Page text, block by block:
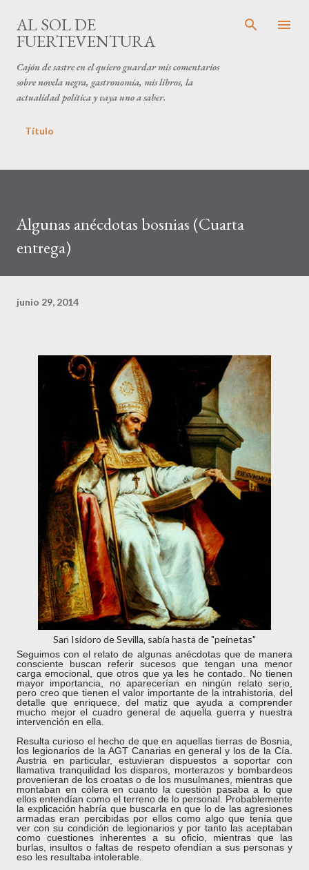
AL SOL DE
FUERTEVENTURA
Cajón de sastre en el quiero guardar mis comentarios
sobre novela negra, gastronomía, mis libros, la
actualidad política y vaya uno a saber.
Título
Algunas anécdotas bosnias (Cuarta
entrega)
junio 29, 2014
San Isidoro de Sevilla, sabía hasta de "peinetas"
Seguimos con el relato de algunas anécdotas que de manera
consciente buscan referir sucesos que tengan una menor
carga emocional, que otros que ya les he contado. No tienen
mayor importancia, no aparecerían en ningún relato serio,
pero creo que tienen el valor importante de la intrahistoria, del
detalle que enriquece, del matiz que ayuda a comprender
mucho mejor el cuadro general de aquella guerra y nuestra
intervención en ella.
Resulta curioso el hecho de que en aquellas tierras de Bosnia,
los legionarios de la AGT Canarias en general y los de la Cía.
Austria en particular, estuvieran dispuestos a soportar con
llamativa tranquilidad los disparos, morterazos y bombardeos
provenieran de los croatas o de los musulmanes, mientras que
montaban en cólera en cuanto la cuestión pasaba a lo que
ellos entendían como el terreno de lo personal. Probablemente
la explicación habría que buscarla en que lo de las agresiones
armadas eran percibidas por ellos como algo que tenía que
ver con su condición de legionarios y por tanto las aceptaban
como cuestiones inherentes a su oficio, mientras que las
burlas, insultos o faltas de respeto ofendían a sus personas y
eso les resultaba intolerable.